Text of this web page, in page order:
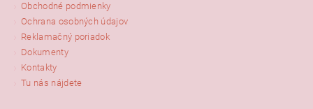
Obchodné podmienky
Ochrana osobných údajov
Reklamačný poriadok
Dokumenty
Kontakty
Tu nás nájdete